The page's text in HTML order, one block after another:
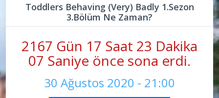
Toddlers Behaving (Very) Badly 1.Sezon
3.Bölüm Ne Zaman?
2167 Gün 17 Saat 23 Dakika
07 Saniye önce sona erdi.
30 Ağustos 2020 - 21:00